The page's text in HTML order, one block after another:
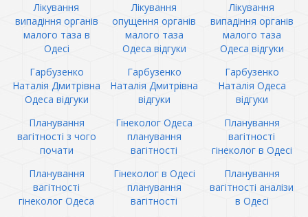
Лікування
випадіння органів
малого таза в
Одесі
Лікування
опущення органів
малого таза
Одеса відгуки
Лікування
випадіння органів
малого таза
Одеса відгуки
Гарбузенко
Наталія Дмитрівна
Одеса відгуки
Гарбузенко
Наталія Дмитрівна
відгуки
Гарбузенко
Наталія Одеса
відгуки
Планування
вагітності з чого
почати
Гінеколог Одеса
планування
вагітності
Планування
вагітності
гінеколог в Одесі
Планування
вагітності
гінеколог Одеса
Гінеколог в Одесі
планування
вагітності
Планування
вагітності аналізи
в Одесі